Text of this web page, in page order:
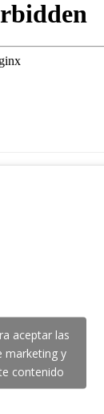
aceptar las
marketing y
contenido